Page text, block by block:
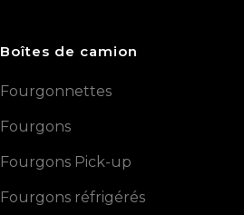
Boîtes de camion
Fourgonnettes
Fourgons
Fourgons Pick-up
Fourgons réfrigérés